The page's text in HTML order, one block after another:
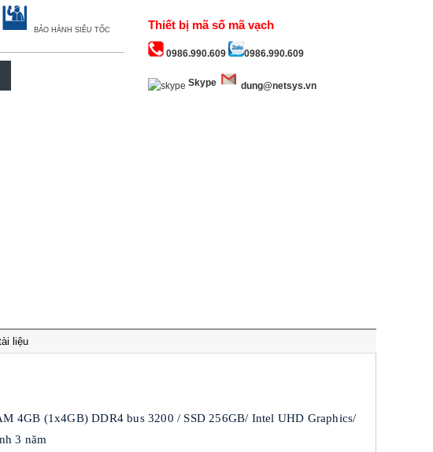
BẢO HÀNH SIÊU TỐC
Thiết bị mã số mã vạch
0986.990.609 0986.990.609
Skype dung@netsys.vn
liệu
4GB (1x4GB) DDR4 bus 3200 / SSD 256GB/ Intel UHD Graphics/
3 năm